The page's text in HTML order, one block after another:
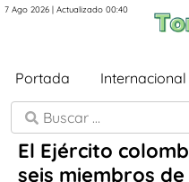
7 Ago 2026 | Actualizado 00:40
Portada Internacional
El Ejército
seis miembros de